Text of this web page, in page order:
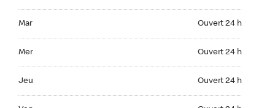
Mar Ouvert 24 h
Mer Ouvert 24 h
Jeu Ouvert 24 h